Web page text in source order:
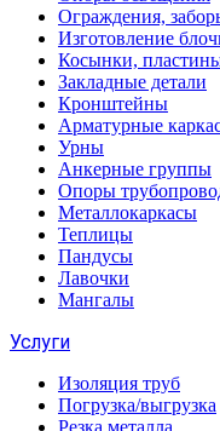
Ограждения,
Изготовление
Косынки,
Закладные детали
Кронштейны
Арматурные
Урны
Анкерные группы
Опоры
Металлокаркасы
Теплицы
Пандусы
Лавочки
Мангалы
Услуги
Изоляция труб
Погрузка/выгрузка
Резка металла